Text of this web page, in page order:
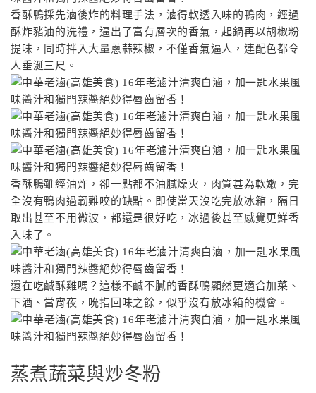
香酥鴨採先滷後炸的料理手法，滷得軟透入味的鴨肉，經過
酥炸豬油的洗禮，逼出了富有層次的香氣，起鍋再以胡椒粉
提味，同時拌入大量蔥蒜辣椒，不僅香氣逼人，連配色都令
人垂涎三尺。
香酥鴨雖經油炸，卻一點都不油膩燥火，肉質甚為軟嫩，完
全沒有鴨肉過韌難咬的缺點。即使當天沒吃完放冰箱，隔日
取出甚至不用微波，都還是很好吃，冰過後甚至感覺更鮮香
入味了。
還在吃鹹酥雞嗎？這樣不鹹不膩的香酥鴨顯然更適合加菜、
下酒、當宵夜，吮指回味之餘，似乎沒有放冰箱的機會。
蒸煮蔬菜與炒冬粉